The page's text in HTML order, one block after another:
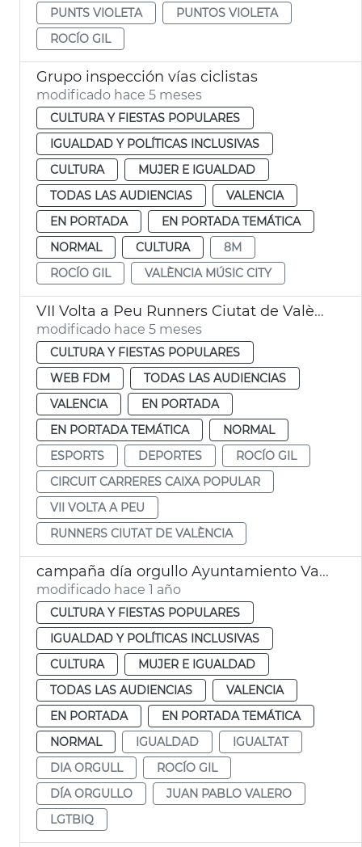
PUNTS VIOLETA
PUNTOS VIOLETA
ROCÍO GIL
Grupo inspección vías ciclistas
modificado hace 5 meses
CULTURA Y FIESTAS POPULARES
IGUALDAD Y POLÍTICAS INCLUSIVAS
CULTURA
MUJER E IGUALDAD
TODAS LAS AUDIENCIAS
VALENCIA
EN PORTADA
EN PORTADA TEMÁTICA
NORMAL
CULTURA
8M
ROCÍO GIL
VALÈNCIA MÚSIC CITY
VII Volta a Peu Runners Ciutat de València
modificado hace 5 meses
CULTURA Y FIESTAS POPULARES
WEB FDM
TODAS LAS AUDIENCIAS
VALENCIA
EN PORTADA
EN PORTADA TEMÁTICA
NORMAL
ESPORTS
DEPORTES
ROCÍO GIL
CIRCUIT CARRERES CAIXA POPULAR
VII VOLTA A PEU
RUNNERS CIUTAT DE VALÈNCIA
campaña día orgullo Ayuntamiento València
modificado hace 1 año
CULTURA Y FIESTAS POPULARES
IGUALDAD Y POLÍTICAS INCLUSIVAS
CULTURA
MUJER E IGUALDAD
TODAS LAS AUDIENCIAS
VALENCIA
EN PORTADA
EN PORTADA TEMÁTICA
NORMAL
IGUALDAD
IGUALTAT
DIA ORGULL
ROCÍO GIL
DÍA ORGULLO
JUAN PABLO VALERO
LGTBIQ